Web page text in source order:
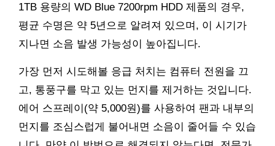
1TB 용량의 WD Blue 7200rpm HDD 제품의 경우,
평균 수명은 약 5년으로 알려져 있으며, 이 시기가
지나면 소음 발생 가능성이 높아집니다.
가장 먼저 시도해볼 응급 처치는 컴퓨터 전원을 끄
고, 통풍구를 막고 있는 먼지를 제거하는 것입니다.
에어 스프레이(약 5,000원)를 사용하여 팬과 내부의
먼지를 조심스럽게 불어내면 소음이 줄어들 수 있습